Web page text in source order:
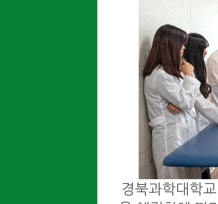
경북과학대학